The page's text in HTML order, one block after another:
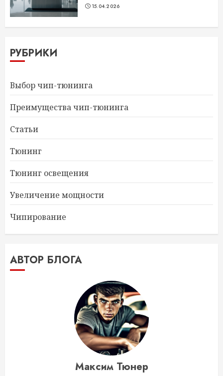
15.04.2026
РУБРИКИ
Выбор чип-тюнинга
Преимущества чип-тюнинга
Статьи
Тюнинг
Тюнинг освещения
Увеличение мощности
Чипирование
АВТОР БЛОГА
Максим Тюнер